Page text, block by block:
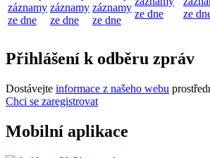
záznamy
ze dne
záznamy
ze dne
záznamy
ze dne
ze dne
ze
Přihlášení k odběru zpráv
Dostávejte informace z našeho webu
Chci se zaregistrovat
Mobilní aplikace